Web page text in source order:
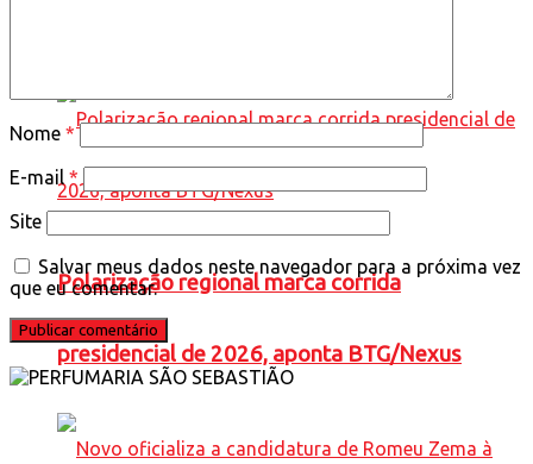
Polarização regional marca corrida
presidencial de 2026, aponta BTG/Nexus
Nome *
E-mail *
Site
Salvar meus dados neste navegador para a próxima vez
que eu comentar.